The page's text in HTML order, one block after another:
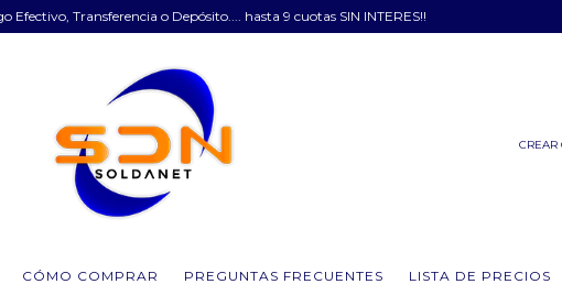
Efectivo, Transferencia o Depósito.... hasta 9 cuotas SIN INTERES!!
CREAR
CÓMO COMPRAR PREGUNTAS FRECUENTES LISTA DE PRECIOS